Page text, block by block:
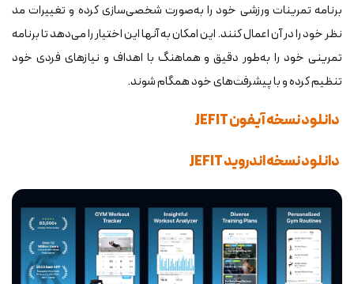
برنامه تمرینات ورزشی خود را به‌صورت شخصی‌سازی کرده و تغییرات مد
نظر خود را در آن اعمال کنند. این امکان به آنها این اختیار را می‌دهد تا برنامه
تمرینی خود را به‌طور دقیق و هماهنگ با اهداف و نیازهای فردی خود
تنظیم کرده و با پیشرفت‌های خود همگام شوند.
دانلود نسخه آیفون JEFIT
دانلود نسخه اندروید JEFIT